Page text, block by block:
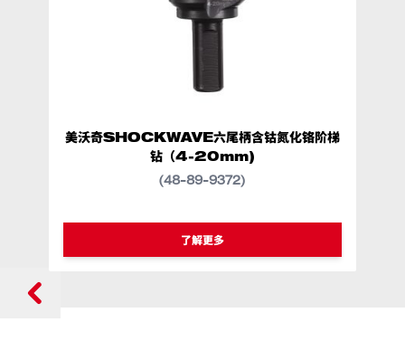
美沃奇SHOCKWAVE六尾柄含钴氮化铬阶梯
钻（4-20mm)
(48-89-9372)
了解更多